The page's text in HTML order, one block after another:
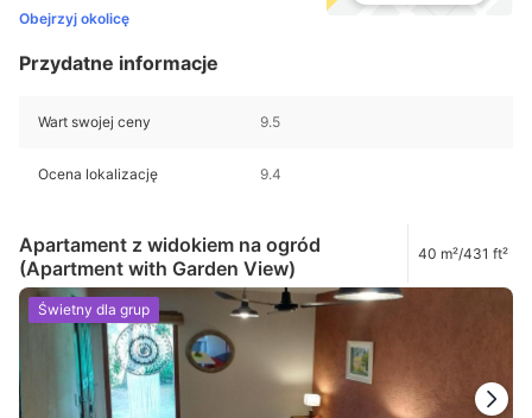
Obejrzyj okolicę
Przydatne informacje
Wart swojej ceny 9.5
Ocena lokalizację 9.4
Apartament z widokiem na ogród
(Apartment with Garden View)
40 m²/431 ft²
Świetny dla grup